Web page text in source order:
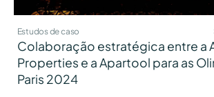
Estudos de caso
Colaboração estratégica entre a
Properties e a Apartool para as
Paris 2024